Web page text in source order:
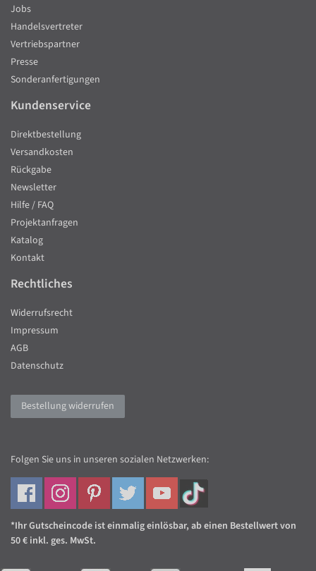
Jobs
Handelsvertreter
Vertriebspartner
Presse
Sonderanfertigungen
Kundenservice
Direktbestellung
Versandkosten
Rückgabe
Newsletter
Hilfe / FAQ
Projektanfragen
Katalog
Kontakt
Rechtliches
Widerrufsrecht
Impressum
AGB
Datenschutz
Bestellung widerrufen
Folgen Sie uns in unseren sozialen Netzwerken:
*Ihr Gutscheincode ist einmalig einlösbar, ab einen Bestellwert von
50 € inkl. ges. MwSt.